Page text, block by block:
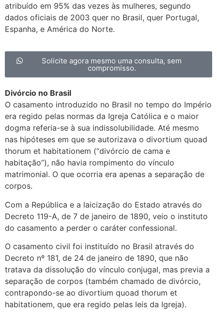
atribuído em 95% das vezes às mulheres, segundo
dados oficiais de 2003 quer no Brasil, quer Portugal,
Espanha, e América do Norte.
Solicite agora mesmo uma consulta, sem
compromisso.
Divórcio no Brasil
O casamento introduzido no Brasil no tempo do Império
era regido pelas normas da Igreja Católica e o maior
dogma referia-se à sua indissolubilidade. Até mesmo
nas hipóteses em que se autorizava o divortium quoad
thorum et habitationem (“divórcio de cama e
habitação”), não havia rompimento do vínculo
matrimonial. O que ocorria era apenas a separação de
corpos.
Com a República e a laicização do Estado através do
Decreto 119-A, de 7 de janeiro de 1890, veio o instituto
do casamento a perder o caráter confessional.
O casamento civil foi instituído no Brasil através do
Decreto nº 181, de 24 de janeiro de 1890, que não
tratava da dissolução do vínculo conjugal, mas previa a
separação de corpos (também chamado de divórcio,
contrapondo-se ao divortium quoad thorum et
habitationem, que era regido pelas leis da Igreja).